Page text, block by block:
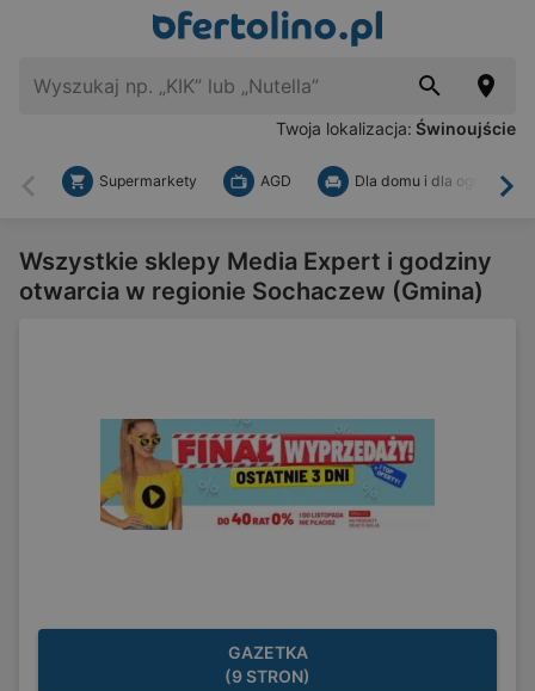
Twoja lokalizacja: Świnoujście
Wstecz
Supermarkety AGD Dla domu i dla ogrodu
Wszystkie sklepy Media Expert i godziny
otwarcia w regionie Sochaczew (Gmina)
GAZETKA
(9 STRON)